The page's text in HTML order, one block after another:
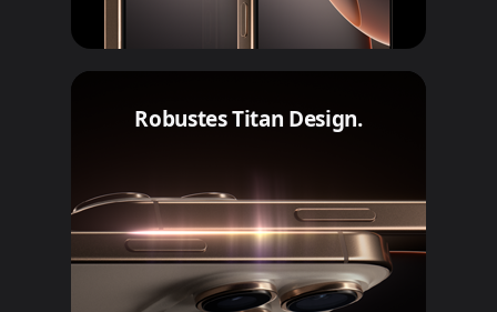
Robustes Titan Design.